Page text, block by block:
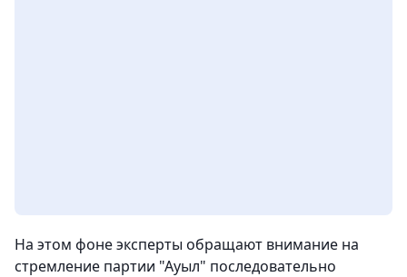
На этом фоне эксперты обращают внимание на
стремление партии "Ауыл" последовательно